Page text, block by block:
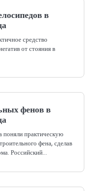
в
средство
от стояния в
фенов в
поняли практическую
фена, сделав
Российский…